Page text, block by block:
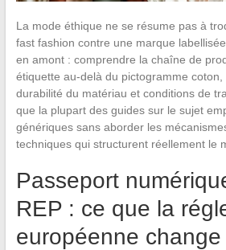
La mode éthique ne se résume pas à
fast fashion contre une marque
en amont : comprendre la chaîne de
étiquette au-delà du pictogramme
durabilité du matériau et conditions de
que la plupart des guides sur le sujet
génériques sans aborder les
techniques qui structurent réellement le
Passeport
REP : ce que la
européenne